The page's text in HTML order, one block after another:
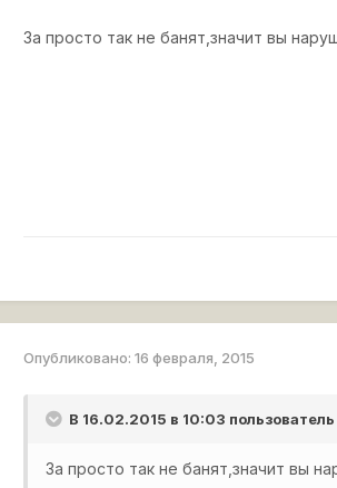
За просто так не банят,значит вы
Опубликовано:16 февраля, 2015
В 16.02.2015 в 10:03
За просто так не банят,значит вы